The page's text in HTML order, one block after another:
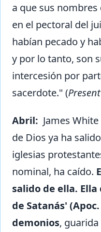
a que sus
en el pectoral del
habían pecado y
y por lo tanto, son
intercesión por
sacerdote." (
Abril: James
de Dios ya ha
iglesias
nominal, ha caído.
salido de ella.
de Satanás'
demonios,